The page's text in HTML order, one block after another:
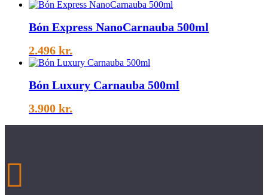
Bón Express NanoCarnauba 500ml
2.496 kr.
Bón Luxury Carnauba 500ml
3.900 kr.
